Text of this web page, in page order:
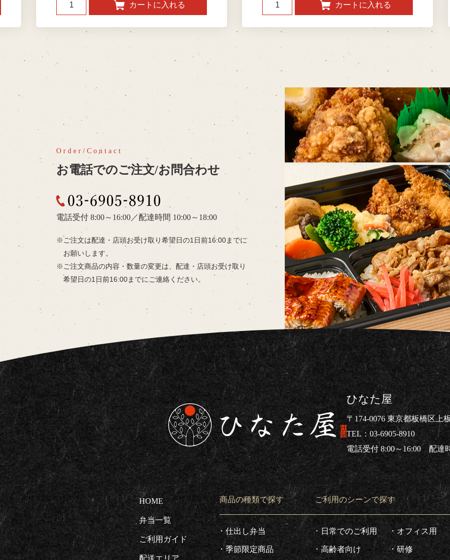
お電話でのご注文/お問合わせ
03-6905-8910
電話受付 8:00～16:00 ／配達時間 10:00～18:00
ご注文は配達・店頭お受け取り希望日の1日前16:00までに
お願いします。
ご注文商品の内容・数量の変更は、 配達・店頭お受け取り
希望日の1日前16:00までにご連絡ください。
東京都板橋区で仕出し弁当ならひなた屋
ひなた屋
〒174-0076 東京都板橋区上
03-6905-8910
電話受付 8:00～16:00 配達
HOME
弁当一覧
ご利用ガイド
配送エリア
商品の種類で探す
仕出し弁当
季節限定商品
ご利用のシーンで探す
日常でのご利用
高齢者向け
オフィス用
研修